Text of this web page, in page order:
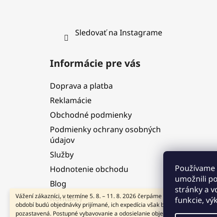
umožnili
stránky a
funkcie,
Vážení zákazníci, v termíne 5. 8. – 11. 8. 2026 čerpáme dovolenku. V tomto
období budú objednávky prijímané, ich expedícia však bude dočasne
pozastavená. Postupné vybavovanie a odosielanie objednávok začneme
Sledovať na Instagrame
Informácie pre vás
Doprava a platba
Reklamácie
Obchodné podmienky
Podmienky ochrany osobných
údajov
Služby
Hodnotenie obchodu
Blog
Kontakty